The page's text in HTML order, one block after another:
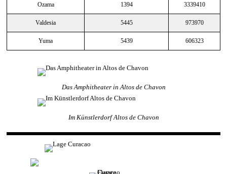
Ozama 1394 3339410
Valdesia 5445 973970
Yuma 5439 606323
Das Amphitheater in Altos de Chavon
Im Künstlerdorf Altos de Chavon